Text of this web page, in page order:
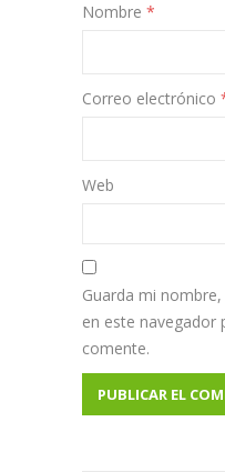
Nombre *
Correo electrónico
Web
Guarda mi
en este navegador
comente.